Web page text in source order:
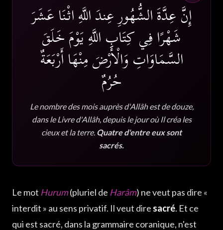
إِنَّ عِدَّةَ الشُّهُورِ عِندَ اللَّهِ اثْنَا عَشَرَ
شَهْرًا فِي كِتَابِ اللَّهِ يَوْمَ خَلَقَ
السَّمَاوَاتِ وَالْأَرْضَ مِنْهَا أَرْبَعَةٌ
حُرُمٌ
Le nombre des mois auprès d'Allâh est de douze,
dans le Livre d'Allâh, depuis le jour où Il créa les
cieux et la terre. Quatre d'entre eux sont
sacrés.
Le mot Hurum(pluriel de Harâm) ne veut pas dire «
interdit » au sens privatif. Il veut dire sacré. Et ce
qui est sacré, dans la grammaire coranique, n'est